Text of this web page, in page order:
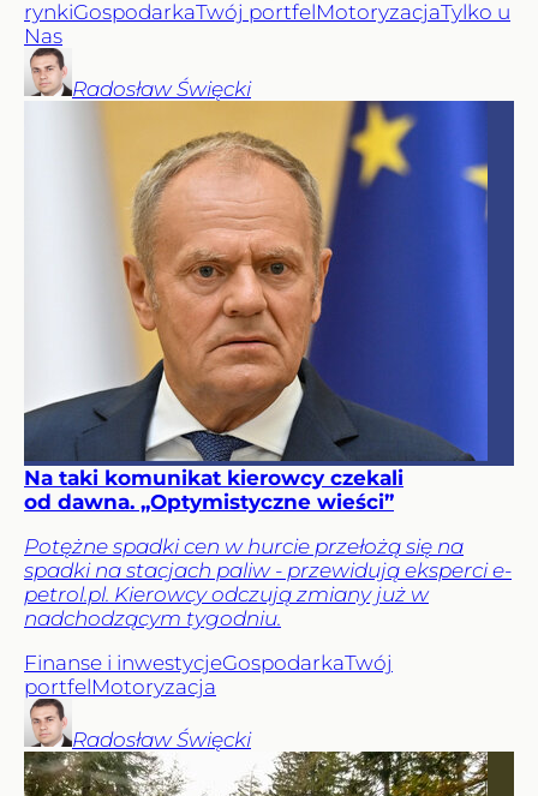
rynkiGospodarkaTwój portfelMotoryzacjaTylko u
Nas
Radosław Święcki
Na taki komunikat kierowcy czekali
od dawna. „Optymistyczne wieści”
Potężne spadki cen w hurcie przełożą się na
spadki na stacjach paliw - przewidują eksperci e-
petrol.pl. Kierowcy odczują zmiany już w
nadchodzącym tygodniu.
Finanse i inwestycjeGospodarkaTwój
portfelMotoryzacja
Radosław Święcki